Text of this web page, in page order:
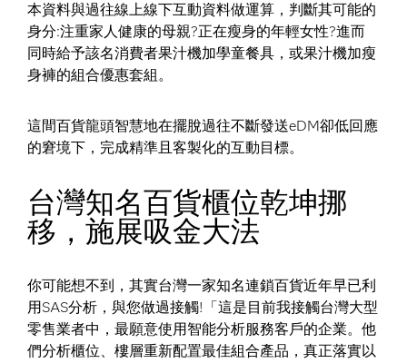
本資料與過往線上線下互動資料做運算，判斷其可能的
身分:注重家人健康的母親?正在瘦身的年輕女性?進而
同時給予該名消費者果汁機加學童餐具，或果汁機加瘦
身褲的組合優惠套組。
這間百貨龍頭智慧地在擺脫過往不斷發送eDM卻低回應
的窘境下，完成精準且客製化的互動目標。
台灣知名百貨櫃位乾坤挪
移，施展吸金大法
你可能想不到，其實台灣一家知名連鎖百貨近年早已利
用SAS分析，與您做過接觸!「這是目前我接觸台灣大型
零售業者中，最願意使用智能分析服務客戶的企業。他
們分析櫃位、樓層重新配置最佳組合產品，真正落實以